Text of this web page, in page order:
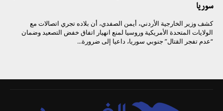
سوريا
كشف وزير الخارجية الأردني، أيمن الصفدي، أن بلاده تجري اتصالات مع
الولايات المتحدة الأمريكية وروسيا لمنع انهيار اتفاق خفض التصعيد وضمان
“عدم تفجر القتال” جنوبي سوريا، داعيا إلى ضرورة...